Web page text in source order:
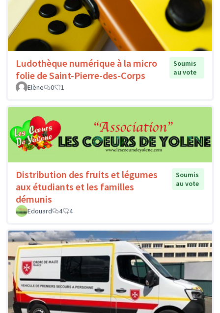
Ludothèque numérique à la micro
folie de Saint-Pierre-des-Corps
Soumis
au vote
Elène
0 1
Distribution des fruits et légumes
aux étudiants et les familles
démunis
Soumis
au vote
Edouard 4 4